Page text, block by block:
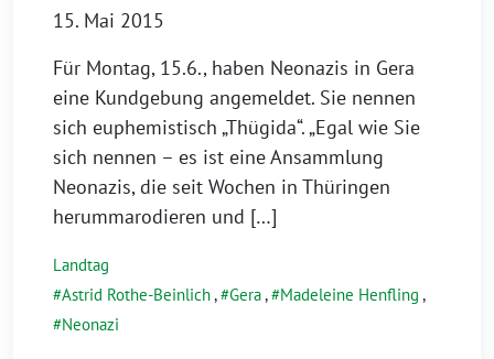
15. Mai 2015
Für Montag, 15.6., haben Neonazis in Gera
eine Kundgebung angemeldet. Sie nennen
sich euphemistisch „Thügida“. „Egal wie Sie
sich nennen – es ist eine Ansammlung
Neonazis, die seit Wochen in Thüringen
herummarodieren und […]
Landtag
Astrid Rothe-Beinlich, Gera, Madeleine Henfling ,
Neonazi